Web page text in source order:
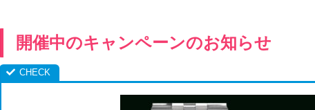
開催中のキャンペーンのお知らせ